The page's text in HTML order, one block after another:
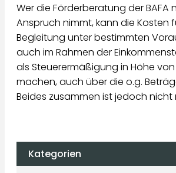
Wer die Förderberatung der BAFA
Anspruch nimmt, kann die Kosten
Begleitung unter bestimmten
auch im Rahmen der
als Steuerermäßigung in Höhe
machen, auch über die o.g.
Beides zusammen ist jedoch nicht
Kategorien